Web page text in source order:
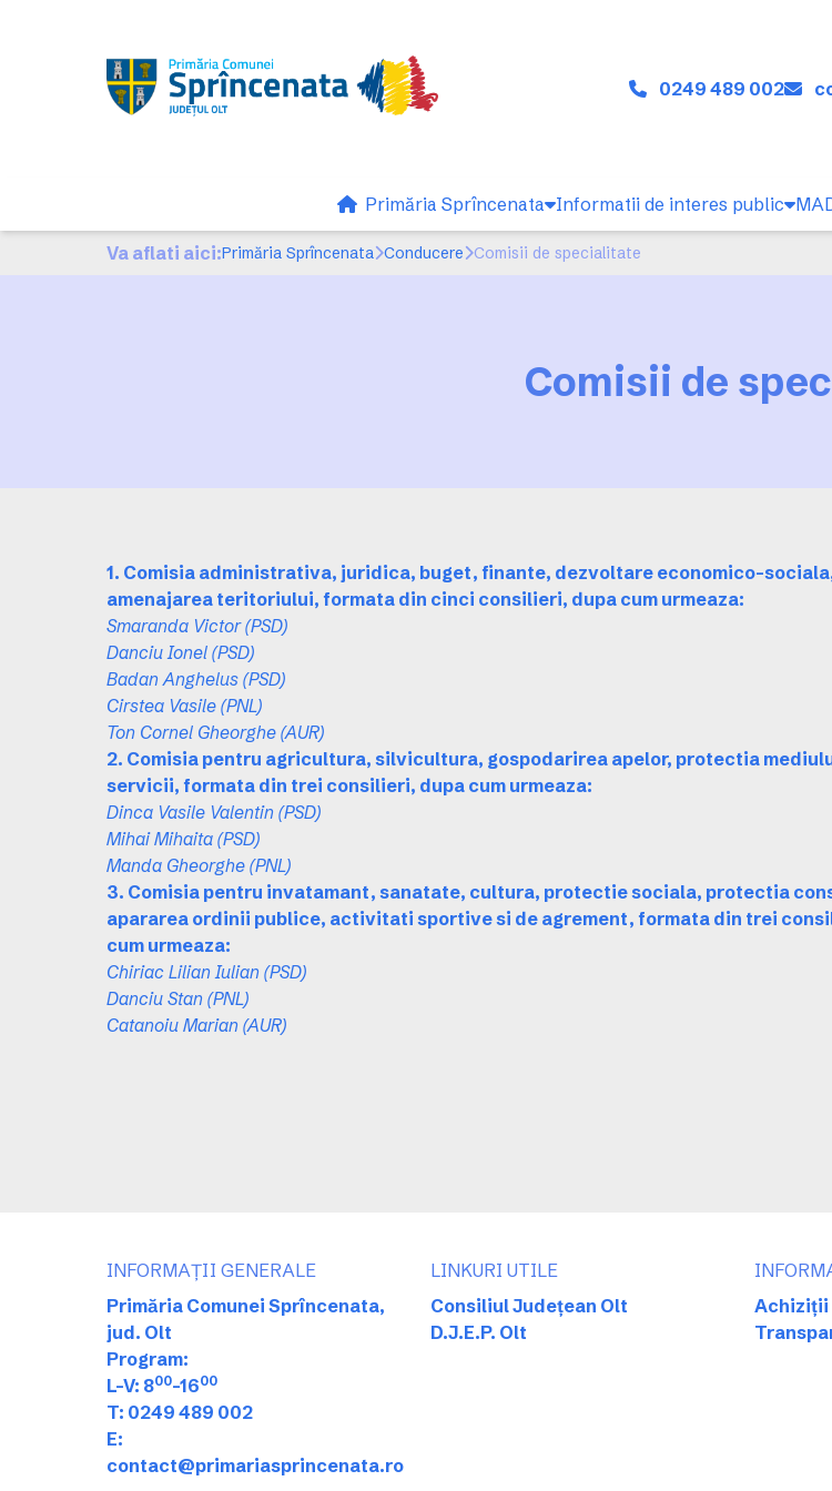
0249 489 002
Primăria Sprîncenata Informatii de interes public
Va aflati aici:Primăria Sprîncenata Conducere Comisii de specialitate
Comisii de
1. Comisia administrativa, juridica, buget, finante, dezvoltare economico-
amenajarea teritoriului, formata din cinci consilieri, dupa cum urmeaza:
Smaranda Victor (PSD)
Danciu Ionel (PSD)
Badan Anghelus (PSD)
Cirstea Vasile (PNL)
Ton Cornel Gheorghe (AUR)
2. Comisia pentru agricultura, silvicultura, gospodarirea apelor, protectia
servicii, formata din trei consilieri, dupa cum urmeaza:
Dinca Vasile Valentin (PSD)
Mihai Mihaita (PSD)
Manda Gheorghe (PNL)
3. Comisia pentru invatamant, sanatate, cultura, protectie sociala, protectia
apararea ordinii publice, activitati sportive si de agrement, formata din trei
cum urmeaza:
Chiriac Lilian Iulian (PSD)
Danciu Stan (PNL)
Catanoiu Marian (AUR)
INFORMAȚII GENERALE
Primăria Comunei Sprîncenata,
jud. Olt
Program:
L-V: 800-1600
T: 0249 489 002
E:
contact@primariasprincenata.ro
LINKURI UTILE
Consiliul Județean Olt
D.J.E.P. Olt
Achiziții